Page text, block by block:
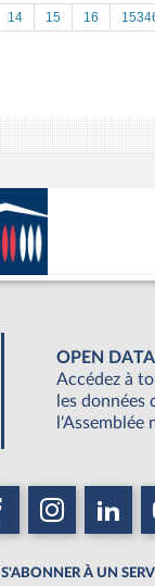
14 15 16
OPEN DATA
Accédez à
les données
l'Assemblée
S'ABONNER À UN